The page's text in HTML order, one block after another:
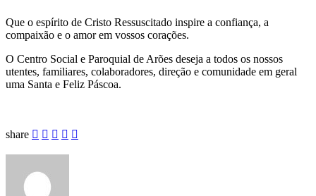
Que o espírito de Cristo Ressuscitado inspire a confiança, a
compaixão e o amor em vossos corações.
O Centro Social e Paroquial de Arões deseja a todos os nossos
utentes, familiares, colaboradores, direção e comunidade em geral
uma Santa e Feliz Páscoa.
share